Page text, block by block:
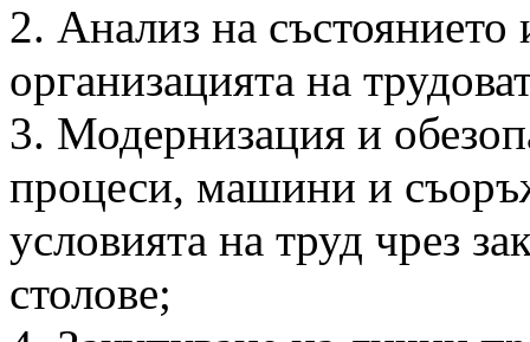
2. Анализ на състоянието
организацията на
3. Модернизация и
процеси, машини и
условията на труд чрез
столове;